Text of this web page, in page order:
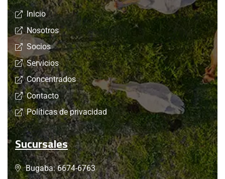
Inicio
Nosotros
Socios
Servicios
Concentrados
Contacto
Políticas de privacidad
Sucursales
Bugaba: 6674-6763